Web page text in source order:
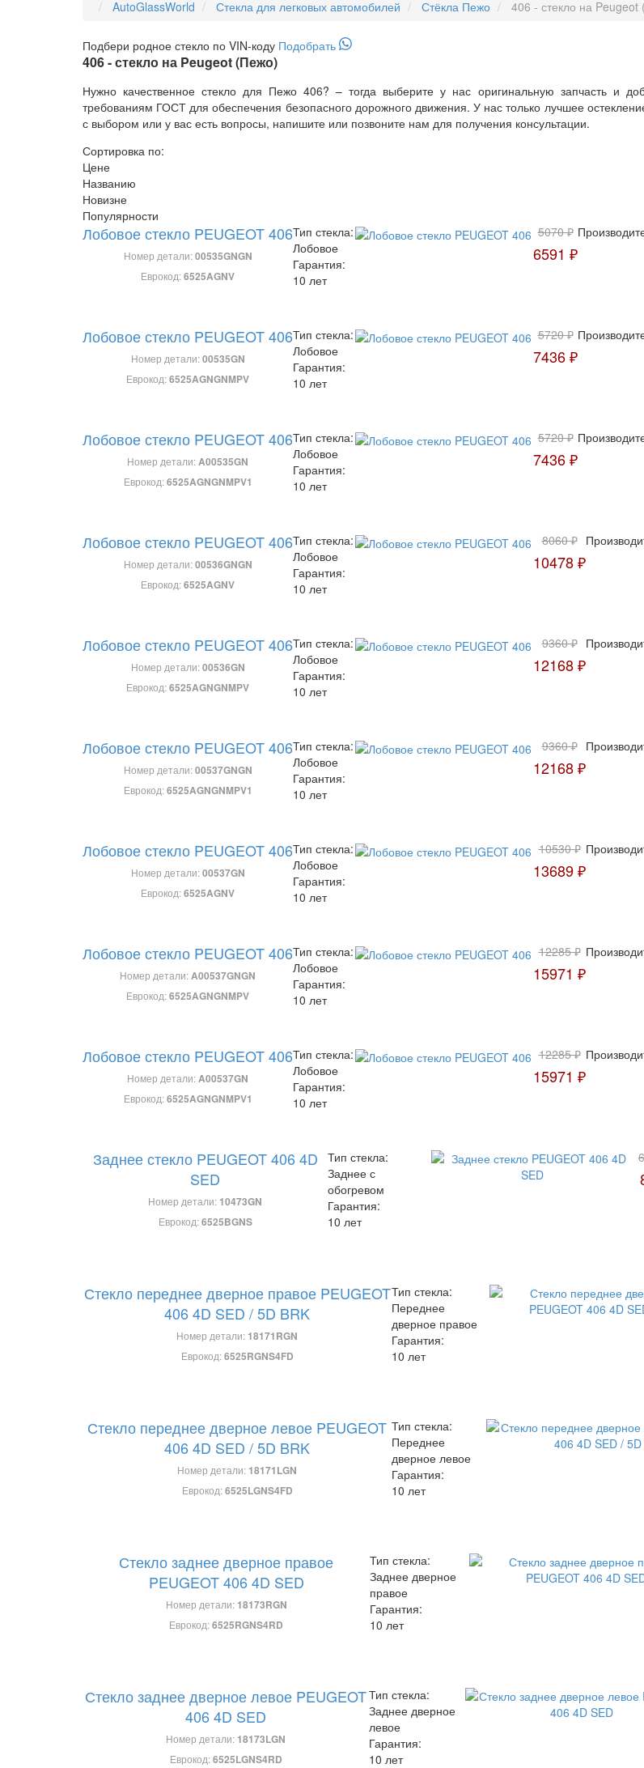
AutoGlassWorld Стекла для легковых автомобилей Стёкла Пежо 406 - стекло на
Подбери родное стекло по VIN-коду Подобрать
406 - стекло на Peugeot (Пежо)
Нужно качественное стекло для Пежо 406? – тогда выберите у нас оригинальную запчасть и
требованиям ГОСТ для обеспечения безопасного дорожного движения. У нас только лучшее
с выбором или у вас есть вопросы, напишите или позвоните нам для получения консультации.
Сортировка по:
Цене
Названию
Новизне
Популярности
Лобовое стекло PEUGEOT 406
Номер детали:00535GNGN
Еврокод:6525AGNV
Тип стекла:
Лобовое
Гарантия:
10 лет
5070 ₽
6591 ₽
Лобовое стекло PEUGEOT 406
Номер детали:00535GN
Еврокод:6525AGNGNMPV
Тип стекла:
Лобовое
Гарантия:
10 лет
5720 ₽
7436 ₽
Лобовое стекло PEUGEOT 406
Номер детали:A00535GN
Еврокод:6525AGNGNMPV1
Тип стекла:
Лобовое
Гарантия:
10 лет
5720 ₽
7436 ₽
Лобовое стекло PEUGEOT 406
Номер детали:00536GNGN
Еврокод:6525AGNV
Тип стекла:
Лобовое
Гарантия:
10 лет
8060 ₽
10478 ₽
Лобовое стекло PEUGEOT 406
Номер детали:00536GN
Еврокод:6525AGNGNMPV
Тип стекла:
Лобовое
Гарантия:
10 лет
9360 ₽
12168 ₽
Лобовое стекло PEUGEOT 406
Номер детали:00537GNGN
Еврокод:6525AGNGNMPV1
Тип стекла:
Лобовое
Гарантия:
10 лет
9360 ₽
12168 ₽
Лобовое стекло PEUGEOT 406
Номер детали:00537GN
Еврокод:6525AGNV
Тип стекла:
Лобовое
Гарантия:
10 лет
10530 ₽
13689 ₽
Лобовое стекло PEUGEOT 406
Номер детали:A00537GNGN
Еврокод:6525AGNGNMPV
Тип стекла:
Лобовое
Гарантия:
10 лет
12285 ₽
15971 ₽
Лобовое стекло PEUGEOT 406
Номер детали:A00537GN
Еврокод:6525AGNGNMPV1
Тип стекла:
Лобовое
Гарантия:
10 лет
12285 ₽
15971 ₽
Заднее стекло PEUGEOT 406 4D
SED
Номер детали: 10473GN
Еврокод:6525BGNS
Тип стекла:
Заднее с
обогревом
Гарантия:
10 лет
Стекло переднее дверное правое PEUGEOT
406 4D SED / 5D BRK
Номер детали: 18171RGN
Еврокод:6525RGNS4FD
Тип стекла:
Переднее
дверное правое
Гарантия:
10 лет
Стекло переднее дверное левое PEUGEOT
406 4D SED / 5D BRK
Номер детали: 18171LGN
Еврокод:6525LGNS4FD
Тип стекла:
Переднее
дверное левое
Гарантия:
10 лет
Стекло заднее дверное правое
PEUGEOT 406 4D SED
Номер детали: 18173RGN
Еврокод:6525RGNS4RD
Тип стекла:
Заднее дверное
правое
Гарантия:
10 лет
Стекло заднее дверное левое PEUGEOT
406 4D SED
Номер детали: 18173LGN
Еврокод:6525LGNS4RD
Тип стекла:
Заднее дверное
левое
Гарантия:
10 лет